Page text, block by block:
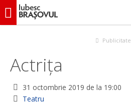
iubescbraşovul.ro
Publicitate
Actriţa
31 octombrie 2019 de la 19:00
Teatru